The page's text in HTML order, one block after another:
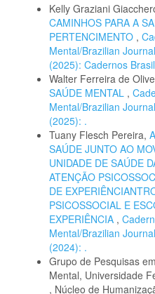
Kelly Graziani
CAMINHOS PARA A
PERTENCIMENTO ,
Mental/Brazilian
(2025): Cadernos
Walter Ferreira de
SAÚDE MENTAL ,
Mental/Brazilian
(2025): .
Tuany Flesch Pereira,
SAÚDE JUNTO AO
UNIDADE DE SAÚDE
ATENÇÃO
DE
PSICOSSOCIAL E
EXPERIÊNCIA ,
Mental/Brazilian
(2024): .
Grupo de Pesquisas
Mental, Universidade
, Núcleo de